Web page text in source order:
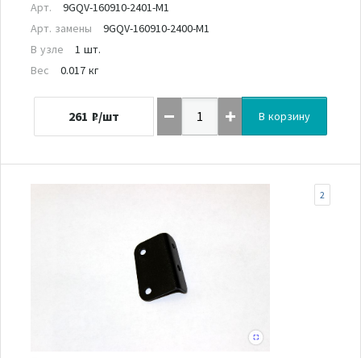
Арт.
9GQV-160910-2401-M1
Арт. замены
9GQV-160910-2400-M1
В узле
1 шт.
Вес
0.017 кг
261 ₽/шт В корзину
2